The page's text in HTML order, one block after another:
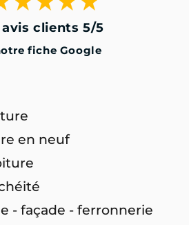
clients 5/5
fiche Google
en neuf
- façade - ferronnerie